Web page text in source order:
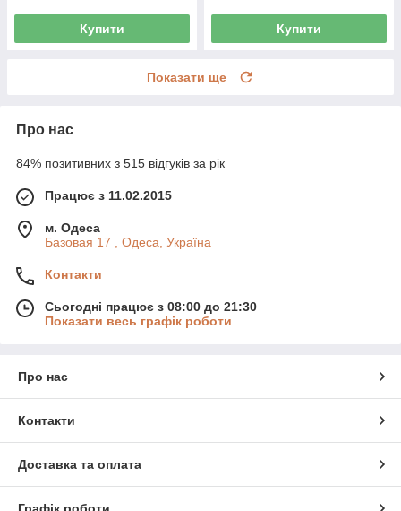
Купити Купити
Показати ще
Про нас
84% позитивних з 515 відгуків за рік
Працює з 11.02.2015
м. Одеса
Базовая 17 , Одеса, Україна
Контакти
Сьогодні працює з 08:00 до 21:30
Показати весь графік роботи
Про нас
Контакти
Доставка та оплата
Графік роботи